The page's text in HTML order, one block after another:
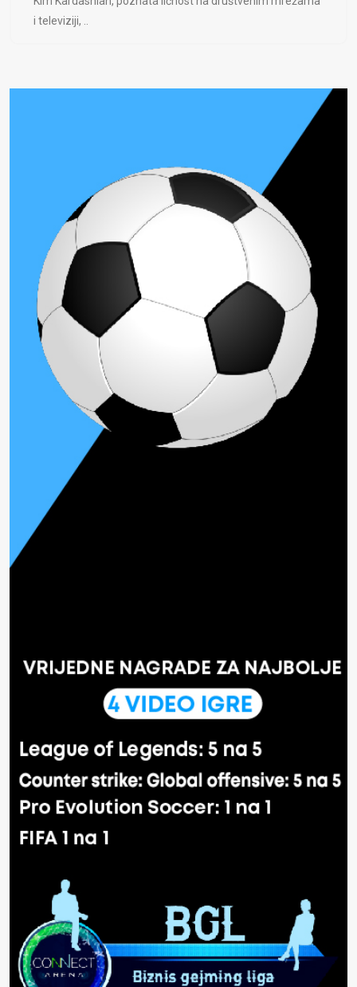
i televiziji, ..